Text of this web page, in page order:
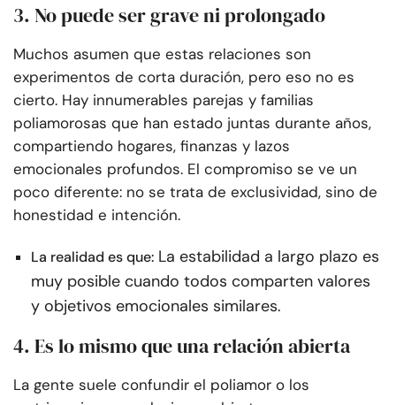
3. No puede ser grave ni prolongado
Muchos asumen que estas relaciones son
experimentos de corta duración, pero eso no es
cierto. Hay innumerables parejas y familias
poliamorosas que han estado juntas durante años,
compartiendo hogares, finanzas y lazos
emocionales profundos. El compromiso se ve un
poco diferente: no se trata de exclusividad, sino de
honestidad e intención.
La realidad es que: La estabilidad a largo plazo es
muy posible cuando todos comparten valores
y objetivos emocionales similares.
4. Es lo mismo que una relación abierta
La gente suele confundir el poliamor o los